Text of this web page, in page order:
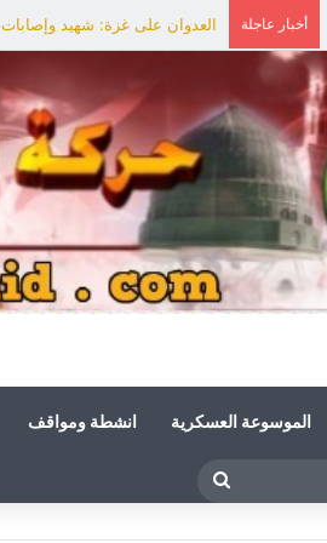
أخبار عاجلة العدوان على غزة: شهيد
الموسوعة العسكرية انشطة ومواقف